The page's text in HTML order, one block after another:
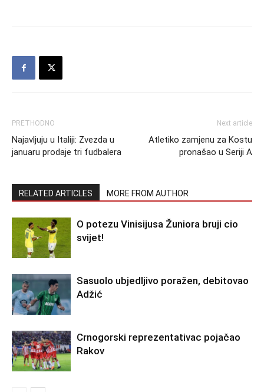
PRETHODNO
Najavljuju u Italiji: Zvezda u
januaru prodaje tri fudbalera
Next article
Atletiko zamjenu za Kostu
pronašao u Seriji A
RELATED ARTICLES MORE FROM AUTHOR
O potezu Vinisijusa Žuniora bruji cio
svijet!
Sasuolo ubjedljivo poražen, debitovao
Adžić
Crnogorski reprezentativac pojačao
Rakov